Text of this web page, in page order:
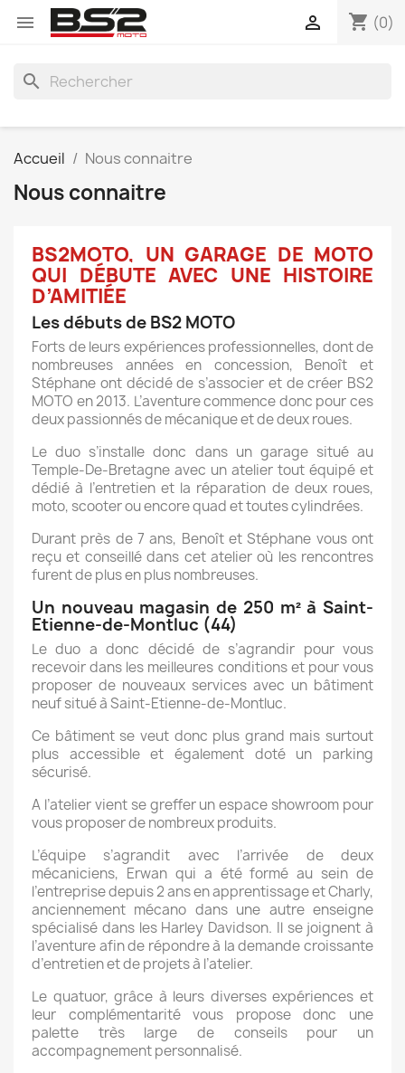
 shopping_cart (0)

search
Accueil Nous connaitre
Nous connaitre
BS2MOTO, UN GARAGE DE MOTO
QUI DÉBUTE AVEC UNE HISTOIRE
D’AMITIÉE
Les débuts de BS2 MOTO
Forts de leurs expériences professionnelles, dont de
nombreuses années en concession, Benoît et
Stéphane ont décidé de s’associer et de créer BS2
MOTO en 2013. L’aventure commence donc pour ces
deux passionnés de mécanique et de deux roues.
Le duo s’installe donc dans un garage situé au
Temple-De-Bretagne avec un atelier tout équipé et
dédié à l’entretien et la réparation de deux roues,
moto, scooter ou encore quad et toutes cylindrées.
Durant près de 7 ans, Benoît et Stéphane vous ont
reçu et conseillé dans cet atelier où les rencontres
furent de plus en plus nombreuses.
Un nouveau magasin de 250 m² à Saint-
Etienne-de-Montluc (44)
Le duo a donc décidé de s’agrandir pour vous
recevoir dans les meilleures conditions et pour vous
proposer de nouveaux services avec un bâtiment
neuf situé à Saint-Etienne-de-Montluc.
Ce bâtiment se veut donc plus grand mais surtout
plus accessible et également doté un parking
sécurisé.
A l’atelier vient se greffer un espace showroom pour
vous proposer de nombreux produits.
L’équipe s’agrandit avec l’arrivée de deux
mécaniciens, Erwan qui a été formé au sein de
l’entreprise depuis 2 ans en apprentissage et Charly,
anciennement mécano dans une autre enseigne
spécialisé dans les Harley Davidson. Il se joignent à
l’aventure afin de répondre à la demande croissante
d’entretien et de projets à l’atelier.
Le quatuor, grâce à leurs diverses expériences et
leur complémentarité vous propose donc une
palette très large de conseils pour un
accompagnement personnalisé.